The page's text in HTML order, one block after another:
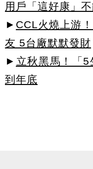
用戶「這好康」
► CCL火燒上游
友 5台廠默默發財
► 立秋黑馬！「
到年底